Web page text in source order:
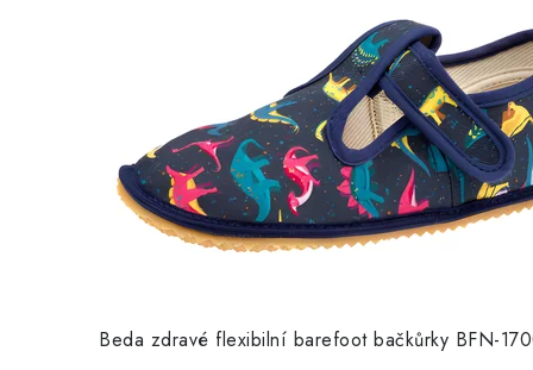
Beda zdravé flexibilní barefoot bačkůrky BFN-